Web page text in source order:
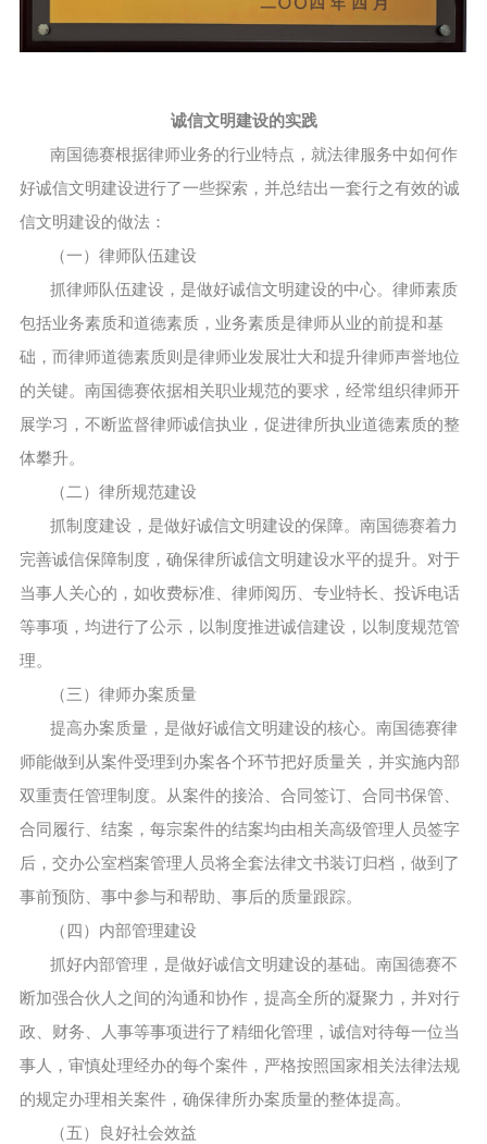
诚信文明建设的实践
南国德赛根据律师业务的行业特点，就法律服务中如何作
好诚信文明建设进行了一些探索，并总结出一套行之有效的诚
信文明建设的做法：
（一）律师队伍建设
抓律师队伍建设，是做好诚信文明建设的中心。律师素质
包括业务素质和道德素质，业务素质是律师从业的前提和基
础，而律师道德素质则是律师业发展壮大和提升律师声誉地位
的关键。南国德赛依据相关职业规范的要求，经常组织律师开
展学习，不断监督律师诚信执业，促进律所执业道德素质的整
体攀升。
（二）律所规范建设
抓制度建设，是做好诚信文明建设的保障。南国德赛着力
完善诚信保障制度，确保律所诚信文明建设水平的提升。对于
当事人关心的，如收费标准、律师阅历、专业特长、投诉电话
等事项，均进行了公示，以制度推进诚信建设，以制度规范管
理。
（三）律师办案质量
提高办案质量，是做好诚信文明建设的核心。南国德赛律
师能做到从案件受理到办案各个环节把好质量关，并实施内部
双重责任管理制度。从案件的接洽、合同签订、合同书保管、
合同履行、结案，每宗案件的结案均由相关高级管理人员签字
后，交办公室档案管理人员将全套法律文书装订归档，做到了
事前预防、事中参与和帮助、事后的质量跟踪。
（四）内部管理建设
抓好内部管理，是做好诚信文明建设的基础。南国德赛不
断加强合伙人之间的沟通和协作，提高全所的凝聚力，并对行
政、财务、人事等事项进行了精细化管理，诚信对待每一位当
事人，审慎处理经办的每个案件，严格按照国家相关法律法规
的规定办理相关案件，确保律所办案质量的整体提高。
（五）良好社会效益